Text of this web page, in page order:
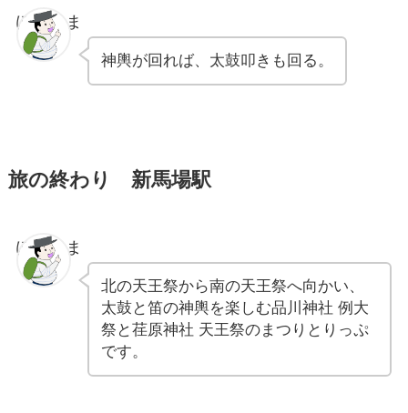
ぽちゃま
神輿が回れば、太鼓叩きも回る。
旅の終わり 新馬場駅
ぽちゃま
北の天王祭から南の天王祭へ向かい、
太鼓と笛の神輿を楽しむ品川神社 例大
祭と荏原神社 天王祭のまつりとりっぷ
です。